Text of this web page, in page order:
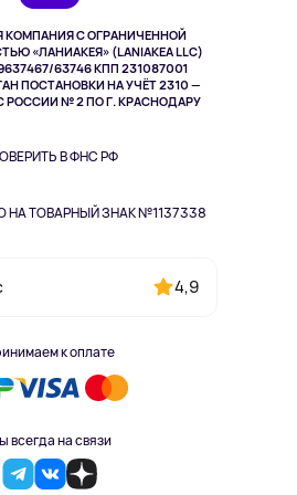
КОМПАНИЯ С ОГРАНИЧЕННОЙ
«ЛАНИАКЕЯ» (LANIAKEA LLC)
63746 КПП 231087001
ПОСТАНОВКИ НА УЧЁТ 2310 —
РОССИИ № 2 ПО Г. КРАСНОДАРУ
В ФНС РФ
НА ТОВАРНЫЙ ЗНАК №1137338
4,9
к оплате
всегда на связи